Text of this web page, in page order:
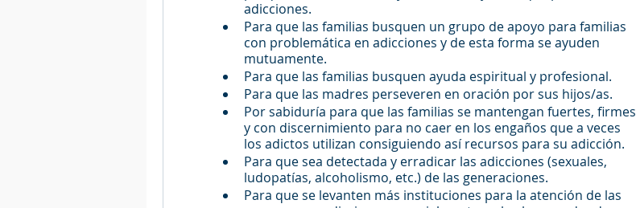
adicciones.
Para que las familias busquen un grupo de apoyo para familias
con problemática en adicciones y de esta forma se ayuden
mutuamente.
Para que las familias busquen ayuda espiritual y profesional.
Para que las madres perseveren en oración por sus hijos/as.
Por sabiduría para que las familias se mantengan fuertes, firmes
y con discernimiento para no caer en los engaños que a veces
los adictos utilizan consiguiendo así recursos para su adicción.
Para que sea detectada y erradicar las adicciones (sexuales,
ludopatías, alcoholismo, etc.) de las generaciones.
Para que se levanten más instituciones para la atención de las